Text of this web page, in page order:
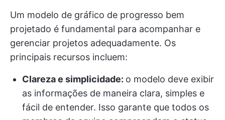
Um modelo de gráfico de progresso bem
projetado é fundamental para acompanhar e
gerenciar projetos adequadamente. Os
principais recursos incluem:
Clareza e simplicidade: o modelo deve exibir
as informações de maneira clara, simples e
fácil de entender. Isso garante que todos os